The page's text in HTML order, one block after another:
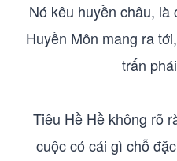
Nó kêu huyền châu,
Huyền Môn mang ra
trấn
Tiêu Hề Hề không rõ
cuộc có cái gì chỗ